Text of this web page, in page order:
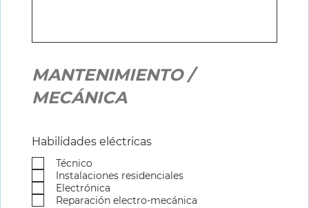
MANTENIMIENTO /
MECÁNICA
Habilidades eléctricas
Técnico
Instalaciones residenciales
Electrónica
Reparación electro-mecánica